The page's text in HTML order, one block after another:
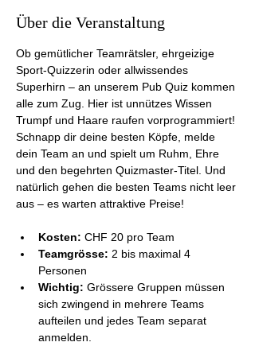
Über die Veranstaltung
Ob gemütlicher Teamrätsler, ehrgeizige
Sport-Quizzerin oder allwissendes
Superhirn – an unserem Pub Quiz kommen
alle zum Zug. Hier ist unnützes Wissen
Trumpf und Haare raufen vorprogrammiert!
Schnapp dir deine besten Köpfe, melde
dein Team an und spielt um Ruhm, Ehre
und den begehrten Quizmaster-Titel. Und
natürlich gehen die besten Teams nicht leer
aus – es warten attraktive Preise!
Kosten: CHF 20 pro Team
Teamgrösse: 2 bis maximal 4
Personen
Wichtig: Grössere Gruppen müssen
sich zwingend in mehrere Teams
aufteilen und jedes Team separat
anmelden.